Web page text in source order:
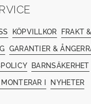
KÖPVILLKOR FRAKT
GARANTIER &
BARNSÄKERHET
I NYHETER